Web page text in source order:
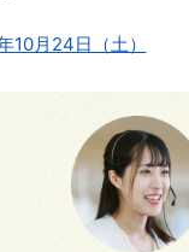
10月24日（土）